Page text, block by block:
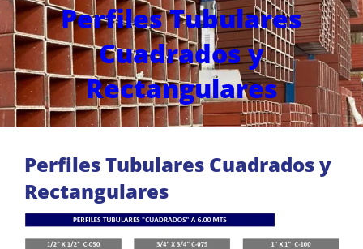
Perfiles Tubulares
Cuadrados y
Rectangulares
Perfiles Tubulares Cuadrados y
Rectangulares